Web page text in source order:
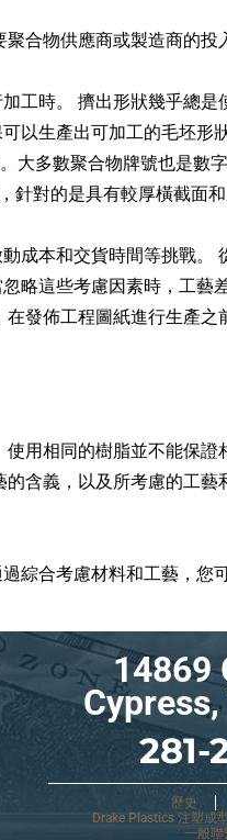
合物供應商或製造商的投
工時。 擠出形狀幾乎總
以生產出可加工的毛坯
多數聚合物牌號也是
對的是具有較厚橫截面和
成本和交貨時間等挑戰
略這些考慮因素時，工
發佈工程圖紙進行生產之
用相同的樹脂並不能保
含義，以及所考慮的工
綜合考慮材料和工藝，您
14869
281-
歷史
Drake Plastics 注塑成
一般聯